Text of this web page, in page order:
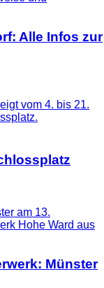
Alle Infos zur
Münster